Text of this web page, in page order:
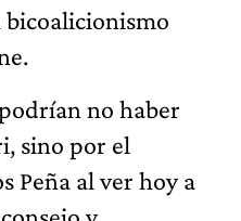
no haber
sino por el
Peña al ver hoy a